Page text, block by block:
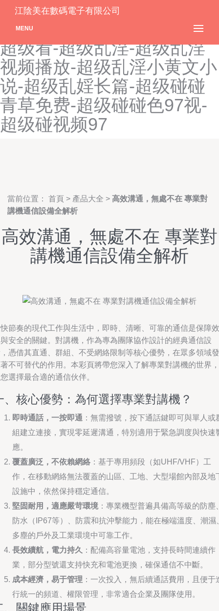
超级国产人人偷人人干-超级
火影动漫在线观看全集高清-
超级看-超级乱淫-超级乱淫
视频播放-超级乱淫小黄文小
说-超级乱婬长篇-超级碰碰
青草免费-超级碰碰色97视-
超级碰视频97
江陰美在數碼電子有限公司
MENU
當前位置： 首頁 > 產品大全 > 高效溝通，無處不在 專業對
講機通信設備全解析
高效溝通，無處不在 專業對
講機通信設備全解析
節奏的現代工作與生活中，即時、清晰、可靠的通信是保障效
安全的關鍵。對講機，作為專為團隊協作設計的經典通信設
憑借其直通、群組、不受網絡限制等核心優勢，在眾多領域發
不可替代的作用。本彩頁將帶您深入了解專業對講機的世界，
選擇最合適的通信伙伴。
、核心優勢：為何選擇專業對講機？
即時通話，一按即通 ：無需撥號，按下通話鍵即可與單人或
組建立連接，實現零延遲溝通，特別適用于緊急調度與快速
應。
覆蓋廣泛，不依賴網絡 ：基于專用頻段（如UHF/VHF）工
作，在移動網絡無法覆蓋的山區、工地、大型場館內部及地
設施中，依然保持穩定通信。
堅固耐用，適應嚴苛環境 ：專業機型普遍具備高等級的防塵
防水（IP67等）、防震和抗沖擊能力，能在極端溫度、潮濕
多塵的戶外及工業環境中可靠工作。
長效續航，電力持久 ：配備高容量電池，支持長時間連續作
業，部分型號還支持快充和電池更換，確保通信不中斷。
成本經濟，易于管理 ：一次投入，無后續通話費用，且便于
行統一的頻道、權限管理，非常適合企業及團隊使用。
、關鍵應用場景